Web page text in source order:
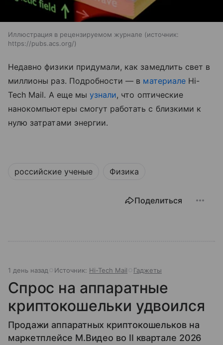
Иллюстрация в рецензируемом журнале
источник:
https://pubs.acs.org/
Недавно физики придумали, как замедлить свет в
миллионы раз. Подробности — в материалеHi-
Tech Mail. А еще мы узнали, что оптические
нанокомпьютеры смогут работать с близкими к
нулю затратами энергии.
российские ученые Физика
Поделиться
1 день назад Источник: Hi-Tech Mail Гаджеты
Спрос на аппаратные
криптокошельки удвоился
Продажи аппаратных криптокошельков на
маркетплейсе М.Видео во II квартале 2026